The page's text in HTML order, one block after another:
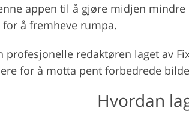
appen til å gjøre midjen
å fremheve rumpa.
profesjonelle redaktøren laget av
for å motta pent forbedrede
Hvordan